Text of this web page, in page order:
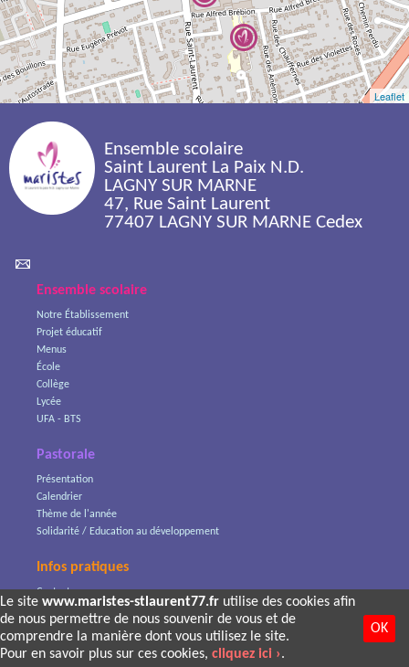
Le site www.maristes-stlaurent77.fr utilise des cookies afin
de nous permettre de nous souvenir de vous et de
comprendre la manière dont vous utilisez le site.
Pour en savoir plus sur ces cookies, cliquez ici ›.
OK
Leaflet
Ensemble scolaire
Saint Laurent La Paix N.D.
LAGNY SUR MARNE
47, Rue Saint Laurent
77407 LAGNY SUR MARNE Cedex
Ensemble scolaire
Notre Établissement
Projet éducatif
Menus
École
Collège
Lycée
UFA - BTS
Pastorale
Présentation
Calendrier
Thème de l'année
Solidarité / Education au développement
Infos pratiques
Contact
Le réseau Mariste
webdesign › création web › développement › SEO